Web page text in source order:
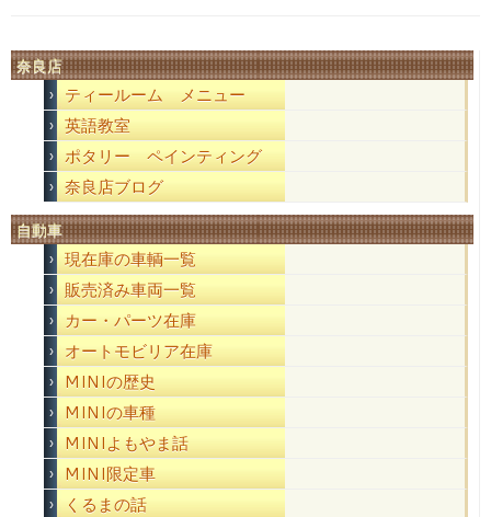
奈良店
ティールーム メニュー
英語教室
ポタリー ペインティング
奈良店ブログ
自動車
現在庫の車輌一覧
販売済み車両一覧
カー・パーツ在庫
オートモビリア在庫
MINIの歴史
MINIの車種
MINIよもやま話
MINI限定車
くるまの話